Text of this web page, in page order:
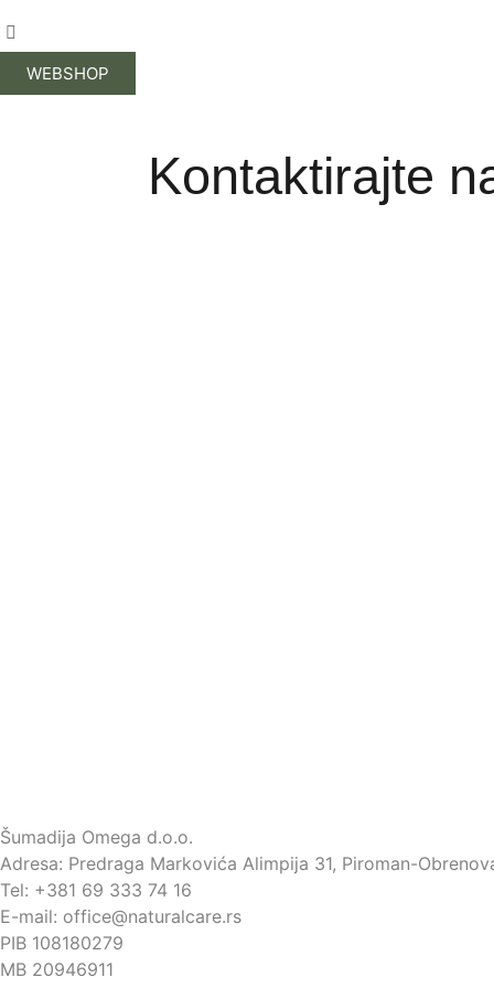
WEBSHOP
Kontaktirajte
Šumadija Omega d.o.o.
Adresa: Predraga Markovića Alimpija 31, Piroman-
Tel: +381 69 333 74 16
E-mail: office@naturalcare.rs
PIB 108180279
MB 20946911